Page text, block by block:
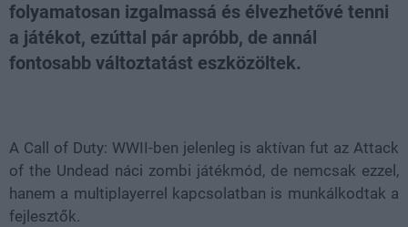
folyamatosan izgalmassá és élvezhetővé tenni
a játékot, ezúttal pár apróbb, de annál
fontosabb változtatást eszközöltek.
A Call of Duty: WWII-ben jelenleg is aktívan fut az Attack
of the Undead náci zombi játékmód, de nemcsak ezzel,
hanem a multiplayerrel kapcsolatban is munkálkodtak a
fejlesztők.